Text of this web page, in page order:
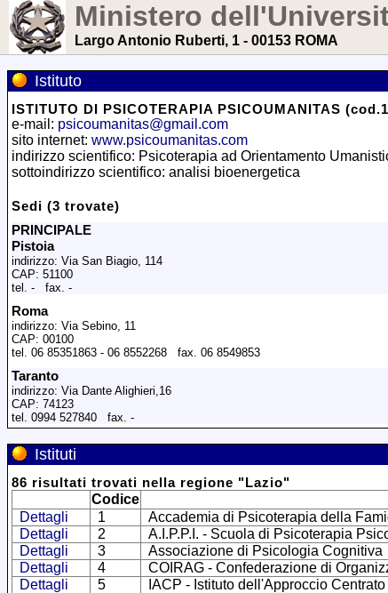
Ministero
Largo Antonio Ruberti, 1 - 00153 ROMA
Istituto
ISTITUTO DI PSICOTERAPIA PSICOUMANITAS
e-mail: psicoumanitas@gmail.com
sito internet: www.psicoumanitas.com
indirizzo scientifico: Psicoterapia ad Orientamento
sottoindirizzo scientifico: analisi bioenergetica
Sedi (3 trovate)
PRINCIPALE
Pistoia
indirizzo: Via San Biagio, 114
CAP: 51100
tel. - fax. -
Roma
indirizzo: Via Sebino, 11
CAP: 00100
tel. 06 85351863 - 06 8552268 fax. 06 8549853
Taranto
indirizzo: Via Dante Alighieri,16
CAP: 74123
tel. 0994 527840 fax. -
Istituti
86 risultati trovati nella regione "Lazio"
Codice
Dettagli
1
Accademia di Psicoterapia della
Dettagli
2
A.I.P.P.I. - Scuola di Psicoterapia
Dettagli
3
Associazione di Psicologia Cognitiva
Dettagli
4
COIRAG - Confederazione di
Dettagli
5
IACP - Istituto dell'Approccio